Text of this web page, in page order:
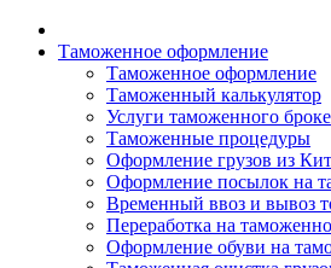
Таможенное оформление
Таможенное оформление
Таможенный калькулятор
Услуги таможенного
Таможенные процедуры
Оформление грузов из
Оформление посылок на
Временный ввоз и вывоз
Переработка на
Оформление обуви на